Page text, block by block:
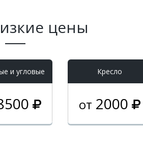
цены
и угловые Кресло
от 2000